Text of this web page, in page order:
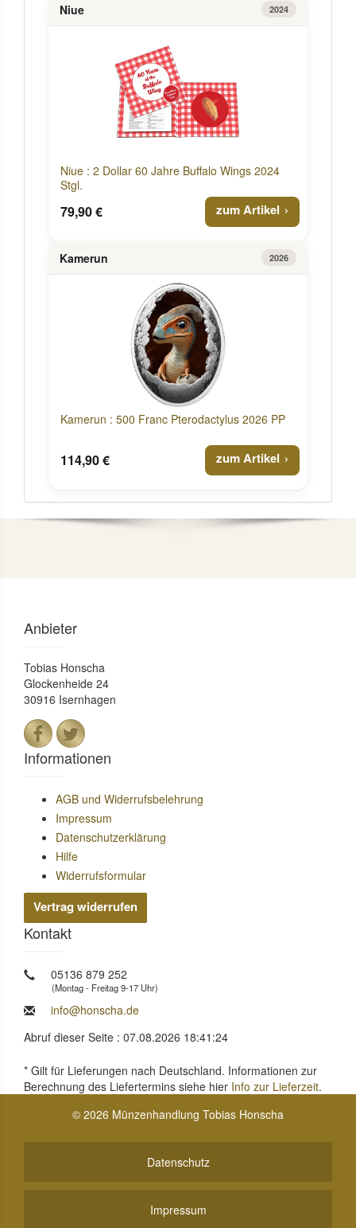
Niue 2024
Niue : 2 Dollar 60 Jahre Buffalo Wings 2024
Stgl.
79,90 € zum Artikel
Kamerun 2026
Kamerun : 500 Franc Pterodactylus 2026 PP
114,90 € zum Artikel
Anbieter
Tobias Honscha
Glockenheide 24
30916 Isernhagen
Informationen
AGB und Widerrufsbelehrung
Impressum
Datenschutzerklärung
Hilfe
Widerrufsformular
Vertrag widerrufen
Kontakt
05136 879 252
(Montag - Freitag 9-17 Uhr)
info@honscha.de
Abruf dieser Seite : 07.08.2026 18:41:24
* Gilt für Lieferungen nach Deutschland. Informationen zur
Berechnung des Liefertermins siehe hier Info zur Lieferzeit.
© 2026 Münzenhandlung Tobias Honscha
Datenschutz
Impressum